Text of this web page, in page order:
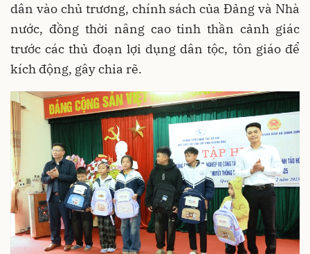
dân vào chủ trương, chính sách của Đảng và Nhà
nước, đồng thời nâng cao tinh thần cảnh giác
trước các thủ đoạn lợi dụng dân tộc, tôn giáo để
kích động, gây chia rẽ.